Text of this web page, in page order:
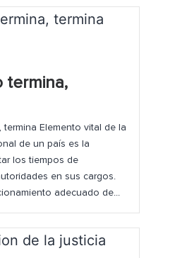
termina,
Elemento vital de la
de un país es la
los tiempos de
en sus cargos.
adecuado de...